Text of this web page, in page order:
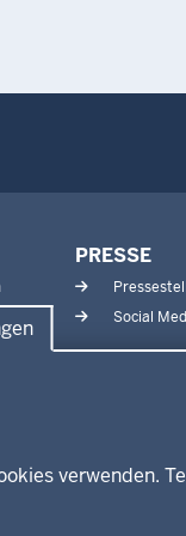
verwenden.
PRESSE
Social